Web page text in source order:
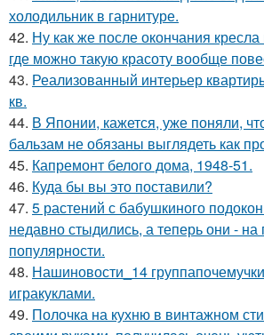
холодильник в гарнитуре.
42. Ну как же после окончания кресла
где можно такую красоту вообще
43. Реализованный интерьер
кв.
44. В Японии, кажется, уже поняли,
бальзам не обязаны выглядеть как
45. Капремонт белого дома, 1948-51.
46. Куда бы вы это поставили?
47. 5 растений с бабушкиного
недавно стыдились, а теперь они - на
популярности.
48. Нашиновости_14
игракуклами.
49. Полочка на кухню в винтажном